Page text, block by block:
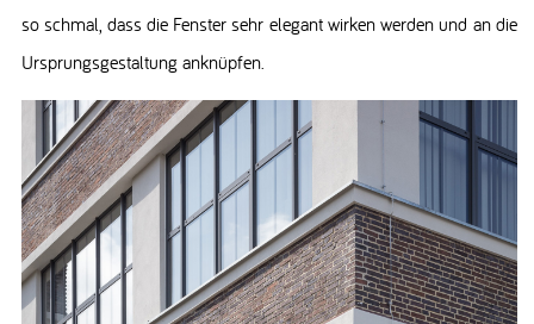
so schmal, dass die Fenster sehr elegant wirken werden und an die
Ursprungsgestaltung anknüpfen.